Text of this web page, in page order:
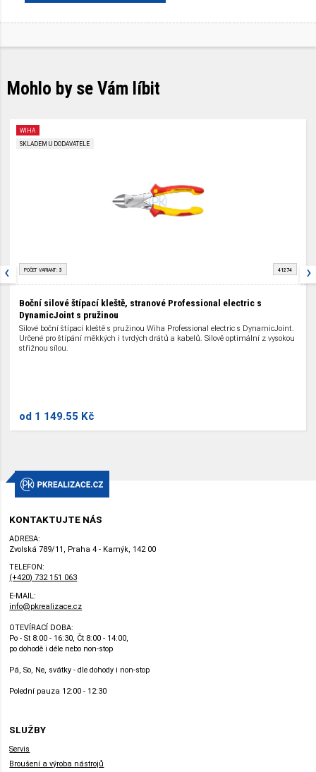
Mohlo by se Vám líbit
SKLADEM U DODAVATELE
WIHA
POČET VARIANT: 3 41274
Boční silové štípací kleště, stranové Professional electric s
DynamicJoint s pružinou
Silové boční štípací kleště s pružinou Wiha Professional electric s DynamicJoint.
Určené pro štípání měkkých i tvrdých drátů a kabelů. Silově optimální z vysokou
střižnou sílou.
od 1 149.55 Kč
‹ ›
KONTAKTUJTE NÁS
ADRESA:
Zvolská 789/11, Praha 4 - Kamýk, 142 00
TELEFON:
(+420) 732 151 063
E-MAIL:
info@pkrealizace.cz
OTEVÍRACÍ DOBA:
Po - St 8:00 - 16:30, Čt 8:00 - 14:00,
po dohodě i déle nebo non-stop
Pá, So, Ne, svátky - dle dohody i non-stop
Polední pauza 12:00 - 12:30
SLUŽBY
Servis
Broušení a výroba nástrojů